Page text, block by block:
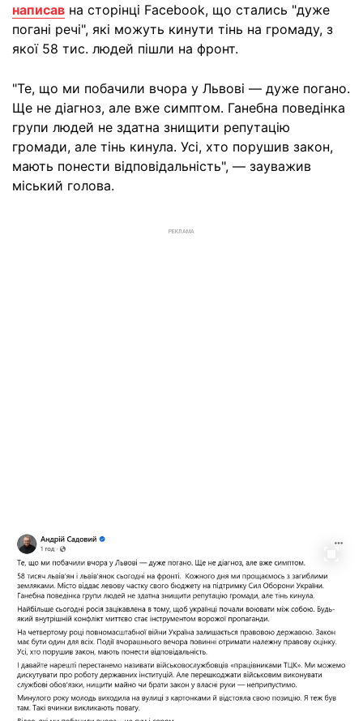
написав на сторінці Facebook, що стались "дуже
погані речі", які можуть кинути тінь на громаду, з
якої 58 тис. людей пішли на фронт.
"Те, що ми побачили вчора у Львові — дуже погано.
Ще не діагноз, але вже симптом. Ганебна поведінка
групи людей не здатна знищити репутацію
громади, але тінь кинула. Усі, хто порушив закон,
мають понести відповідальність", — зауважив
міський голова.
РЕКЛАМА